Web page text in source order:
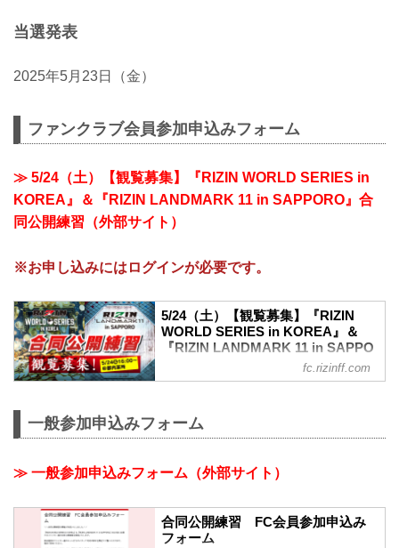
当選発表
2025年5月23日（金）
ファンクラブ会員参加申込みフォーム
≫ 5/24（土）【観覧募集】『RIZIN WORLD SERIES in
KOREA』＆『RIZIN LANDMARK 11 in SAPPORO』合
同公開練習（外部サイト）
※お申し込みにはログインが必要です。
5/24（土）【観覧募集】『RIZIN
WORLD SERIES in KOREA』＆
『RIZIN LANDMARK 11 in SAPPO
5月24日（土）都内某所にて『RIZIN
練習 開催決定！ ファンクラブ会員様の中
から抽選で本イベントに特別ご招待合同
景をご覧いただけます。たくさんのご応
WORLD SERIES in KOREA』＆『RIZIN
LANDMARK 11 in SAPPORO』合同公開
練習 ■開催日時2025年5月24...
fc.rizinff.com
一般参加申込みフォーム
≫ 一般参加申込みフォーム（外部サイト）
合同公開練習 FC会員参加申込み
フォーム